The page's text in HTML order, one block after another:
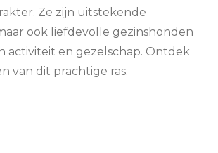
Ze zijn uitstekende
ook liefdevolle gezinshonden
activiteit en gezelschap. Ontdek
van dit prachtige ras.